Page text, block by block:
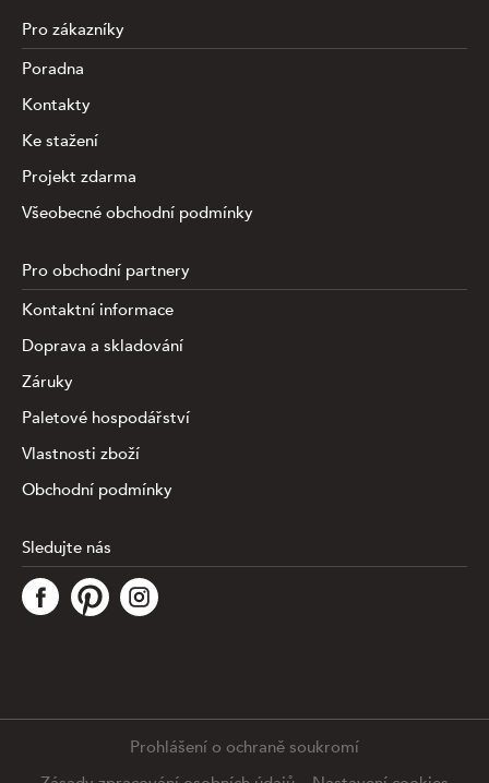
Tato stránka využívá soubory cookies ke shromažďování a
analýze informací o výkonu a používání webu, zajištění
fungování funkcí ze sociálních médií a ke zlepšení a
Pro zákazníky
Poradna
Kontakty
Ke stažení
Projekt zdarma
Všeobecné obchodní podmínky
Pro obchodní partnery
Kontaktní informace
Doprava a skladování
Záruky
Paletové hospodářství
Vlastnosti zboží
Obchodní podmínky
Sledujte nás
Prohlášení o ochraně soukromí